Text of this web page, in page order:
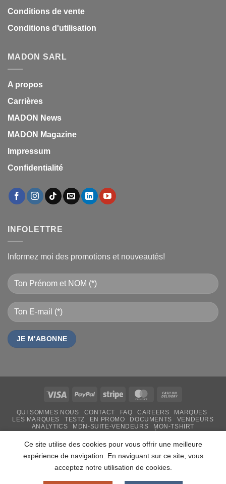
Conditions de vente
Conditions d'utilisation
MADON SARL
A propos
Carrières
MADON News
MADON Magazine
Impressum
Confidentialité
INFOLETTRE
Informez moi des promotions et nouveautés!
Visa PayPal Stripe MasterCard
Delivery
QUI SOMMES NOUS CONTACT FAQ CAREERS
MARQUES
LES MARQUES
TESTZ EN PROMO DOCUMENTS
VENDEURS
ANALYTICS
MDN-SUITE-VENDEURS
MON-TSHIRT
FÊTE DES MÈRES 31 MAI 2026 CAMEROUN
PASS LIVRAISON & SERVICE
Copyright 2026 © MADON DEV
Ce site utilise des cookies pour vous offrir une meilleure
expérience de navigation. En naviguant sur ce site, vous
acceptez notre utilisation de cookies.